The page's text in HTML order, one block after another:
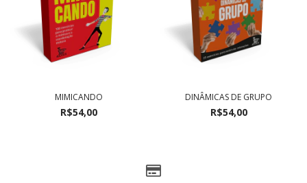
MIMICANDO
R$54,00
DINÂMICAS DE GRUPO
R$54,00